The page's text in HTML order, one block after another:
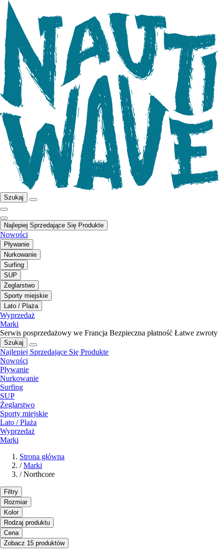
Szukaj
Najlepiej Sprzedające Się Produkte
Nowości
Pływanie
Nurkowanie
Surfing
SUP
Żeglarstwo
Sporty miejskie
Lato / Plaża
Wyprzedaż
Marki
Serwis posprzedażowy we Francja Bezpieczna płatność Łatwe zwroty
Szukaj
Najlepiej Sprzedające Się Produkte
Nowości
Pływanie
Nurkowanie
Surfing
SUP
Żeglarstwo
Sporty miejskie
Lato / Plaża
Wyprzedaż
Marki
Strona główna
/ Marki
/ Northcore
Filtry
Rozmiar
Kolor
Rodzaj produktu
Cena
Zobacz 15 produktów